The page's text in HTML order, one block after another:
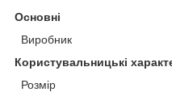
Основні
Виробник
Користувальницькі
Розмір